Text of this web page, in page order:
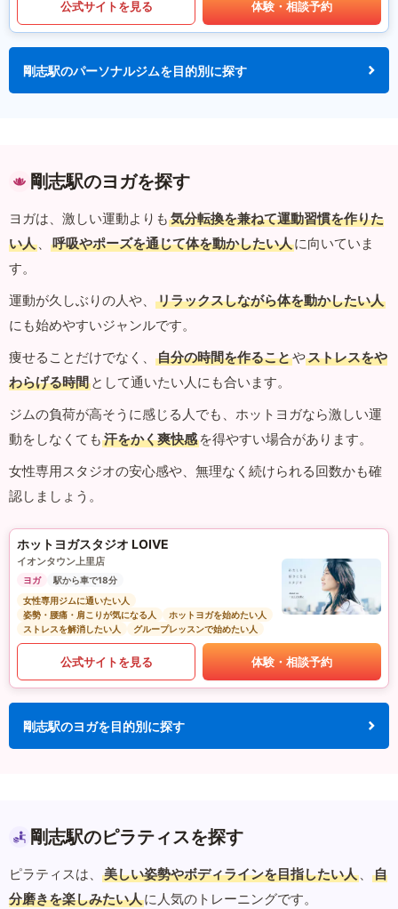
公式サイトを見る 体験・相談予約
剛志駅のパーソナルジムを目的別に探す
剛志駅のヨガを探す
ヨガは、激しい運動よりも 気分転換を兼ねて運動習慣を作りた
い人 、 呼吸やポーズを通じて体を動かしたい人に向いていま
す。
運動が久しぶりの人や、
リラックスしながら体を動かしたい人
にも始めやすいジャンルです。
痩せることだけでなく、
自分の時間を作ることやストレスをや
わらげる時間 として通いたい人にも合います。
ジムの負荷が高そうに感じる人でも、ホットヨガなら激しい運
動をしなくても 汗をかく爽快感 を得やすい場合があります。
女性専用スタジオの安心感や、無理なく続けられる回数かも確
認しましょう。
ホットヨガスタジオ LOIVE
イオンタウン上里店
ヨガ
駅から車で18分
女性専用ジムに通いたい人
姿勢・腰痛・肩こりが気になる人
ホットヨガを始めたい人
ストレスを解消したい人
グループレッスンで始めたい人
公式サイトを見る 体験・相談予約
剛志駅のヨガを目的別に探す
剛志駅のピラティスを探す
ピラティスは、 美しい姿勢やボディラインを目指したい人 、
自
分磨きを楽しみたい人に人気のトレーニングです。